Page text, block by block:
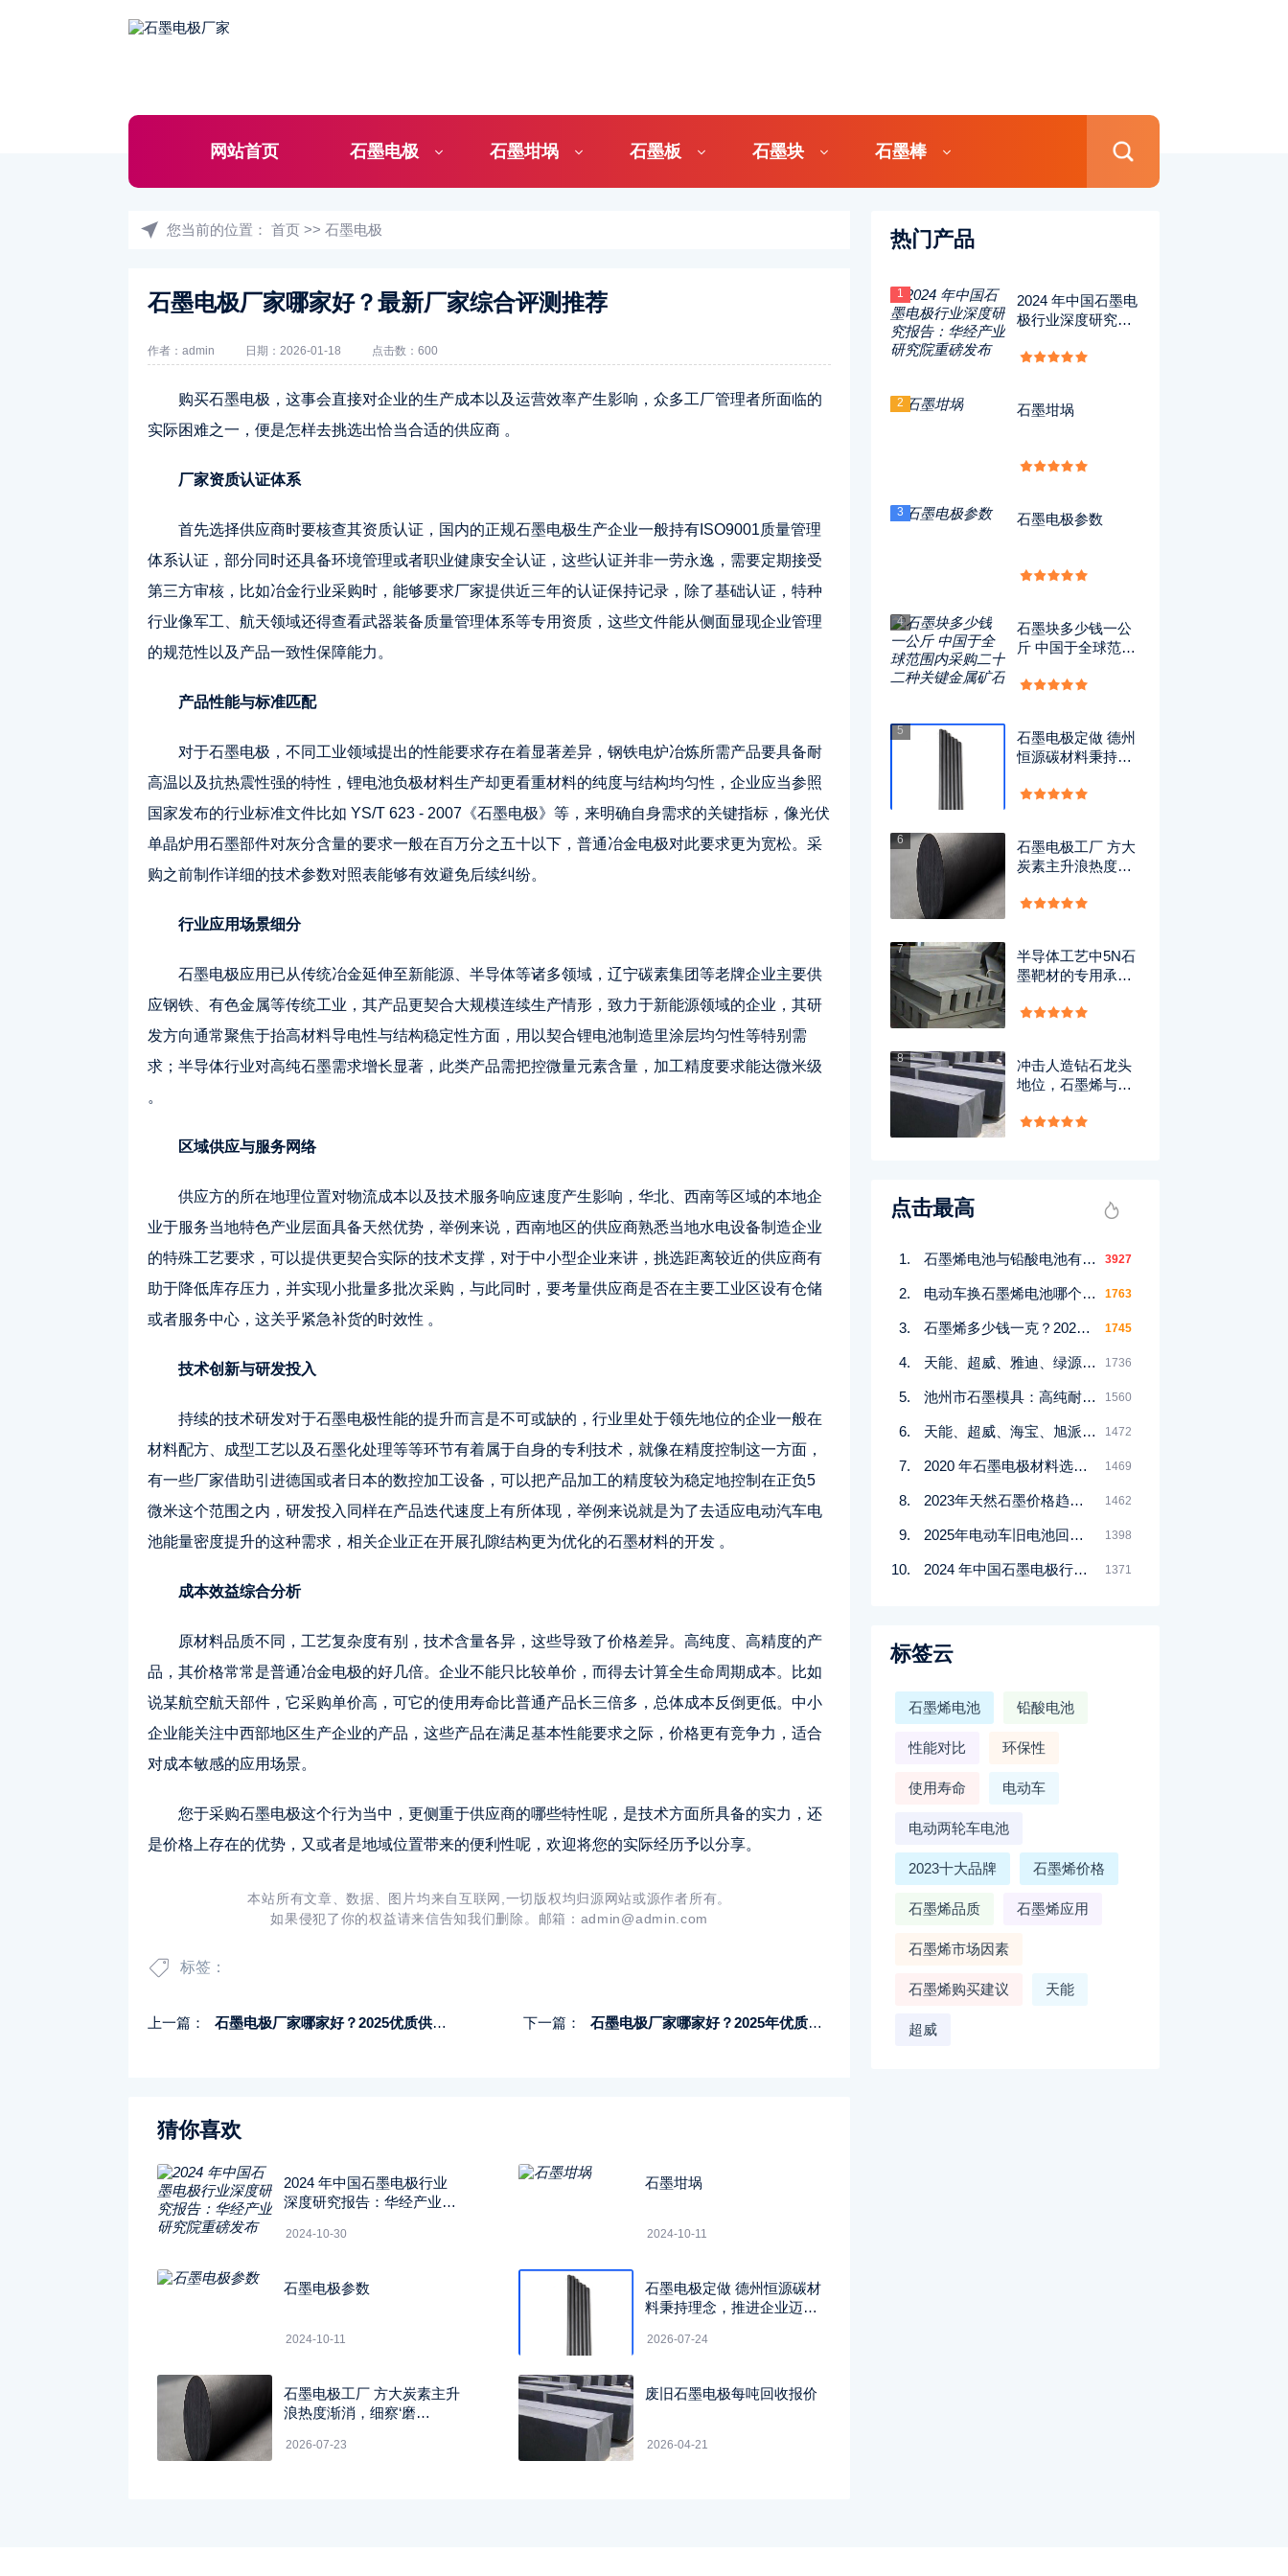
网站首页 石墨电极 石墨坩埚 石墨板 石墨块 石墨棒
您当前的位置：首页 >>石墨电极
石墨电极厂家哪家好？最新厂家综合评测推荐
作者：admin 日期：2026-01-18 点击数：600
购买石墨电极 ，这事会直接对企业的生产成本以及运营效率产生影响，众多工厂管理者所面临的
实际困难之一，便是怎样去挑选出恰当合适的供应商 。
厂家资质认证体系
首先选择供应商时要核查其资质认证，国内的正规石墨电极生产企业一般持有ISO9001质量管理
体系认证，部分同时还具备环境管理或者职业健康安全认证，这些认证并非一劳永逸，需要定期接受
第三方审核，比如冶金行业采购时，能够要求厂家提供近三年的认证保持记录，除了基础认证，特种
行业像军工、航天领域还得查看武器装备质量管理体系等专用资质，这些文件能从侧面显现企业管理
的规范性以及产品一致性保障能力。
产品性能与标准匹配
对于石墨电极 ，不同工业领域提出的性能要求存在着显著差异，钢铁电炉冶炼所需产品要具备耐
高温以及抗热震性强的特性，锂电池负极材料生产却更看重材料的纯度与结构均匀性，企业应当参照
国家发布的行业标准文件比如 YS/T 623 - 2007《石墨电极》等，来明确自身需求的关键指标，像光伏
单晶炉用石墨部件对灰分含量的要求一般在百万分之五十以下，普通冶金电极对此要求更为宽松。采
购之前制作详细的技术参数对照表能够有效避免后续纠纷。
行业应用场景细分
石墨电极应用已从传统冶金延伸至新能源、半导体等诸多领域，辽宁碳素集团等老牌企业主要供
应钢铁、有色金属等传统工业，其产品更契合大规模连续生产情形，致力于新能源领域的企业，其研
发方向通常聚焦于抬高材料导电性与结构稳定性方面，用以契合锂电池制造里涂层均匀性等特别需
求；半导体行业对高纯石墨需求增长显著，此类产品需把控微量元素含量，加工精度要求能达微米级
。
区域供应与服务网络
供应方的所在地理位置对物流成本以及技术服务响应速度产生影响，华北、西南等区域的本地企
业于服务当地特色产业层面具备天然优势，举例来说，西南地区的供应商熟悉当地水电设备制造企业
的特殊工艺要求，可以提供更契合实际的技术支撑，对于中小型企业来讲，挑选距离较近的供应商有
助于降低库存压力，并实现小批量多批次采购，与此同时，要考量供应商是否在主要工业区设有仓储
或者服务中心，这关乎紧急补货的时效性 。
技术创新与研发投入
持续的技术研发对于石墨电极性能的提升而言是不可或缺的，行业里处于领先地位的企业一般在
材料配方、成型工艺以及石墨化处理等等环节有着属于自身的专利技术，就像在精度控制这一方面，
有一些厂家借助引进德国或者日本的数控加工设备，可以把产品加工的精度较为稳定地控制在正负5
微米这个范围之内，研发投入同样在产品迭代速度上有所体现，举例来说就是为了去适应电动汽车电
池能量密度提升的这种需求，相关企业正在开展孔隙结构更为优化的石墨材料的开发 。
成本效益综合分析
原材料品质不同，工艺复杂度有别，技术含量各异，这些导致了价格差异。高纯度、高精度的产
品，其价格常常是普通冶金电极的好几倍。企业不能只比较单价，而得去计算全生命周期成本。比如
说某航空航天部件，它采购单价高，可它的使用寿命比普通产品长三倍多，总体成本反倒更低。中小
企业能关注中西部地区生产企业的产品，这些产品在满足基本性能要求之际，价格更有竞争力，适合
对成本敏感的应用场景。
您于采购石墨电极这个行为当中，更侧重于供应商的哪些特性呢，是技术方面所具备的实力，还
是价格上存在的优势，又或者是地域位置带来的便利性呢，欢迎将您的实际经历予以分享。
本站所有文章、数据、图片均来自互联网,一切版权均归源网站或源作者所有。
如果侵犯了你的权益请来信告知我们删除。邮箱： admin@admin.com
标签：
上一篇： 石墨电极厂家哪家好？2025优质供应商推荐与评测 下一篇： 石墨电极厂家哪家好？2025年优质供应商综合评测
猜你喜欢
2024 年中国石墨电极行业
深度研究报告：华经产业研
2024-10-30
石墨坩埚
2024-10-11
石墨电极参数
2024-10-11
石墨电极定做 德州恒源碳材
料秉持理念，推进企业迈向
2026-07-24
石墨电极工厂 方大炭素主升
浪热度渐消，细察‘磨
2026-07-23
废旧石墨电极每吨回收报价
2026-04-21
热门产品
1
2024 年中国石墨电
极行业深度研究报
院重磅发布
2 石墨坩埚
3 石墨电极参数
4
石墨块多少钱一公
斤 中国于全球范围
键金属矿石
5
石墨电极定做 德州
恒源碳材料秉持理
绿色低碳转型新征
6
石墨电极工厂 方大
炭素主升浪热度渐
位’性质别
7
半导体工艺中5N石
墨靶材的专用承载
8
冲击人造钻石龙头
地位，石墨烯与光
力数亿资金抢筹
点击最高
石墨烯电池与铅酸电池有何区别？性能对比全解析 3927
电动车换石墨烯电池哪个品牌好？2023年十大品牌排行榜揭晓 1763
石墨烯多少钱一克？2023年最新价格及市场行情分析 1745
天能、超威、雅迪、绿源石墨烯电池耐用性对比：详细数据分析揭示答案 1736
池州市石墨模具：高纯耐腐蚀烧结石墨模具的优缺点有哪些？ 1560
天能、超威、海宝、旭派石墨烯电池寿命与质量对比：哪个品牌更耐用？ 1472
2020 年石墨电极材料选择标准的全面解析 1469
2023年天然石墨价格趋势及市场分析，了解最新行情 1462
2025年电动车旧电池回收价揭秘：48V/60V/72V各值多少钱？ 1398
2024 年中国石墨电极行业深度研究报告：华经产业研究院重磅发布 1371
标签云
石墨烯电池 铅酸电池
性能对比 环保性
使用寿命 电动车
电动两轮车电池
2023十大品牌 石墨烯价格
石墨烯品质 石墨烯应用
石墨烯市场因素
石墨烯购买建议 天能
超威